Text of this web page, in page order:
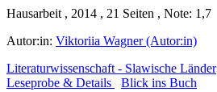
Hausarbeit , 2014 , 21 Seiten , Note: 1,7
Autor:in: Viktoriia Wagner (Autor:in)
Literaturwissenschaft - Slawische Länder
Leseprobe & Details
Blick ins Buch